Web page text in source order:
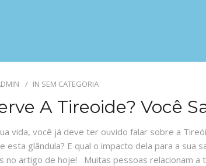
IN SEM CATEGORIA
A Tireoide? Você
vida, você já deve ter ouvido falar sobre a
esta glândula? E qual o impacto dela para a sua
no artigo de hoje! Muitas pessoas relacionam a